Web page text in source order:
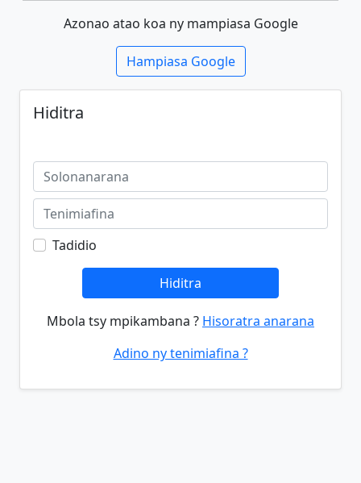
Azonao atao koa ny mampiasa Google
Hampiasa Google
Hiditra
Tadidio
Hiditra
Mbola tsy mpikambana ? Hisoratra anarana
Adino ny tenimiafina ?